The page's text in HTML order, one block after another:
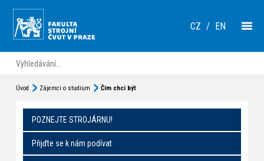
CZ / EN
Úvod Zájemci o studium Čím chci být
POZNEJTE STROJÁRNU!
Přijďte se k nám podívat